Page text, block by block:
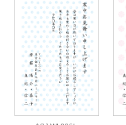
ASJ-WI-002L
小紋
この見本で申し込む